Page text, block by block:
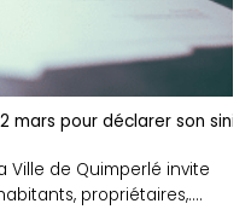
mars pour déclarer son
Ville de Quimperlé invite
propriétaires,....